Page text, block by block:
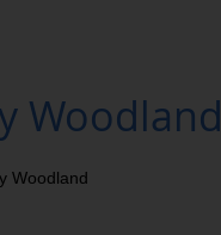
Woodland
Woodland